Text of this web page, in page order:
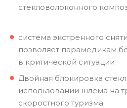
стекловолоконного
система экстренного
позволяет парамедикам
в критической ситуации
Двойная блокировка
использовании шлема на
скоростного туризма.